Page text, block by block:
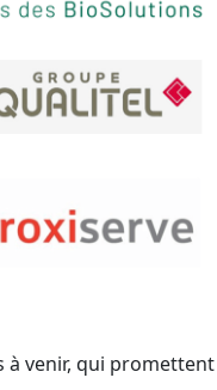
à venir, qui promettent